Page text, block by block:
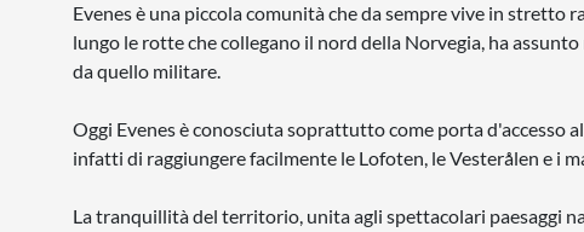
Evenes è una piccola comunità che da sempre vive in stretto
lungo le rotte che collegano il nord della Norvegia, ha
da quello militare.
Oggi Evenes è conosciuta soprattutto come porta d'accesso
infatti di raggiungere facilmente le Lofoten, le Vesterålen e i
La tranquillità del territorio, unita agli spettacolari paesaggi